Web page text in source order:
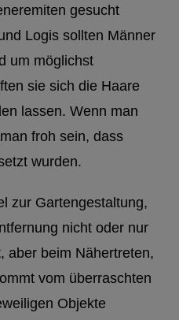
gesucht
Logis sollten Männer
um möglichst
sie sich die Haare
lassen. Wenn man
froh sein, dass
wurden.
zur Gartengestaltung,
nicht oder nur
aber beim Nähertreten,
vom überraschten
Objekte